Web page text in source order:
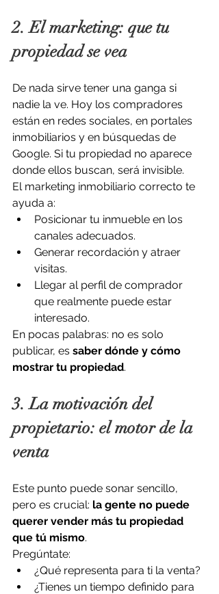
2. El marketing: que tu
propiedad se vea
De nada sirve tener una ganga si
nadie la ve. Hoy los compradores
están en redes sociales, en portales
inmobiliarios y en búsquedas de
Google. Si tu propiedad no aparece
donde ellos buscan, será invisible.
El marketing inmobiliario correcto te
ayuda a:
Posicionar tu inmueble en los
canales adecuados.
Generar recordación y atraer
visitas.
Llegar al perfil de comprador
que realmente puede estar
interesado.
En pocas palabras: no es solo
publicar, es saber dónde y cómo
mostrar tu propiedad.
3. La motivación del
propietario: el motor de la
venta
Este punto puede sonar sencillo,
pero es crucial: la gente no puede
querer vender más tu propiedad
que tú mismo.
Pregúntate:
¿Qué representa para ti la venta?
¿Tienes un tiempo definido para